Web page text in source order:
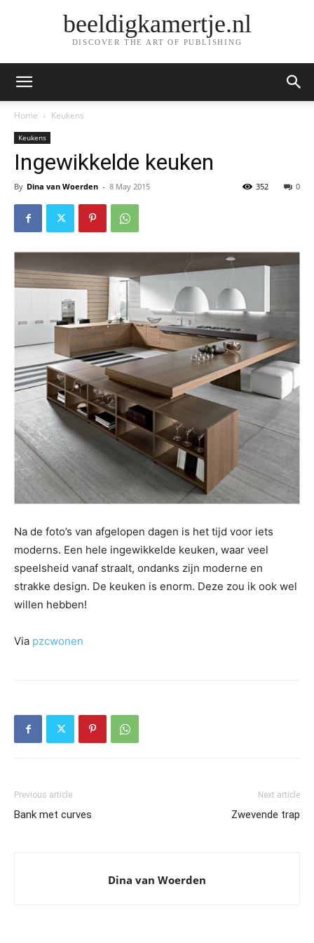
beeldigkamertje.nl
DISCOVER THE ART OF PUBLISHING
Home Keukens
Keukens
Ingewikkelde keuken
By Dina van Woerden - 8 May 2015 0
352
Na de foto’s van afgelopen dagen is het tijd voor iets
moderns. Een hele ingewikkelde keuken, waar veel
speelsheid vanaf straalt, ondanks zijn moderne en
strakke design. De keuken is enorm. Deze zou ik ook wel
willen hebben!
Via pzcwonen
Previous article
Bank met curves
Next article
Zwevende trap
Dina van Woerden